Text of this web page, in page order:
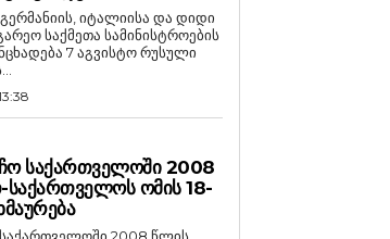
იტალიისა და დიდი
საქმეთა სამინისტროების
7 აგვისტო რუსული
ᲡᲐᲥᲐᲠᲗᲕᲔᲚᲝᲨᲘ 2008
ᲝᲛᲘᲡ 18-